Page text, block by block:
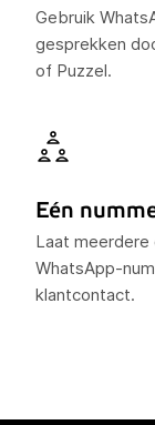
Gebruik
gesprekken
of Puzzel.
Eén
Laat meerdere
WhatsApp-
klantcontact.